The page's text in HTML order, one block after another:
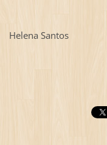
Helena Santos